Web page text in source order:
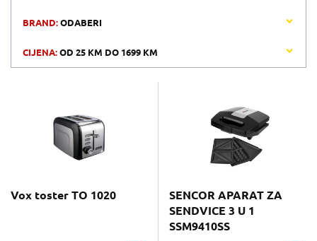
BRAND:ODABERI
CIJENA:OD 25 KM DO 1699 KM
Vox toster TO 1020
SENCOR APARAT ZA
SENDVICE 3 U 1
SSM9410SS